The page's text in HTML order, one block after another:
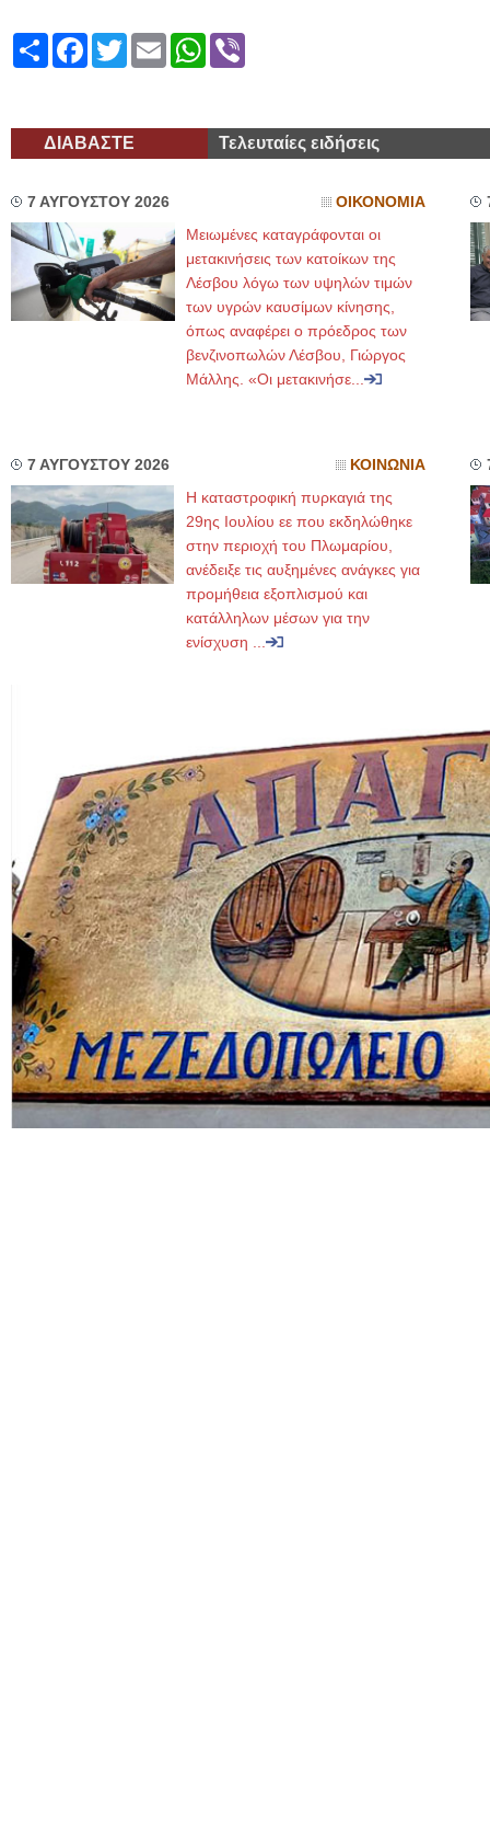
ShareFacebook
TwitterEmailWhatsApp
ΔΙΑΒΑΣΤΕ Τελευταίες ειδήσεις
7 ΑΥΓΟΥΣΤΟΥ 2026 ΟΙΚΟΝΟΜΙΑ
Μειωμένες καταγράφονται οι
μετακινήσεις των κατοίκων της
Λέσβου λόγω των υψηλών τιμών
των υγρών καυσίμων κίνησης,
όπως αναφέρει ο πρόεδρος των
βενζινοπωλών Λέσβου, Γιώργος
Μάλλης. «Οι μετακινήσε...
7 ΑΥΓΟΥΣΤΟΥ 2026 ΚΟΙΝΩΝΙΑ
Η καταστροφική πυρκαγιά της
29ης Ιουλίου εε που εκδηλώθηκε
στην περιοχή του Πλωμαρίου,
ανέδειξε τις αυξημένες ανάγκες για
προμήθεια εξοπλισμού και
κατάλληλων μέσων για την
ενίσχυση ...